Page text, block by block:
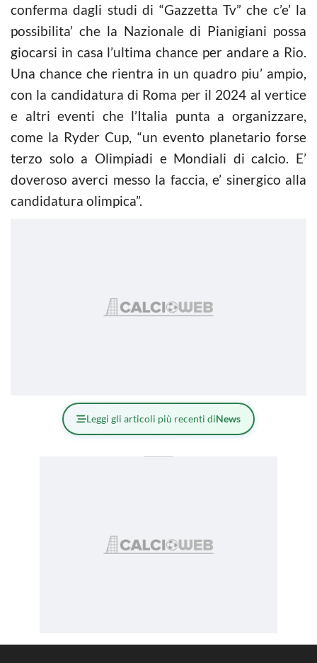
conferma dagli studi di “Gazzetta Tv” che c’e’ la
possibilita’ che la Nazionale di Pianigiani possa
giocarsi in casa l’ultima chance per andare a Rio.
Una chance che rientra in un quadro piu’ ampio,
con la candidatura di Roma per il 2024 al vertice
e altri eventi che l’Italia punta a organizzare,
come la Ryder Cup, “un evento planetario forse
terzo solo a Olimpiadi e Mondiali dicalcio. E’
doveroso averci messo la faccia, e’ sinergico alla
candidatura olimpica”.
Leggi gli articoli più recenti diNews